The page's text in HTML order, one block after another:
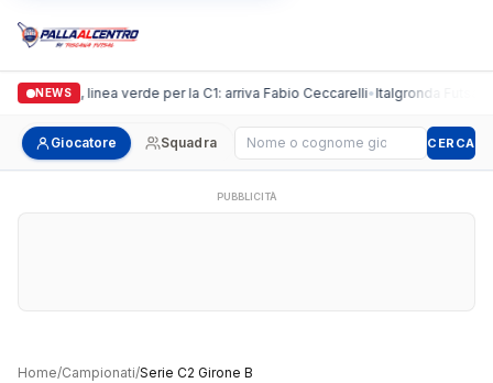
NEWS
Casalguidi, linea verde per la C1: arriva Fabio Ceccarelli•Italgronda Futsal
Giocatore Squadra Cerca giocatore CERCA
PUBBLICITÀ
Home/Campionati/Serie C2 Girone B